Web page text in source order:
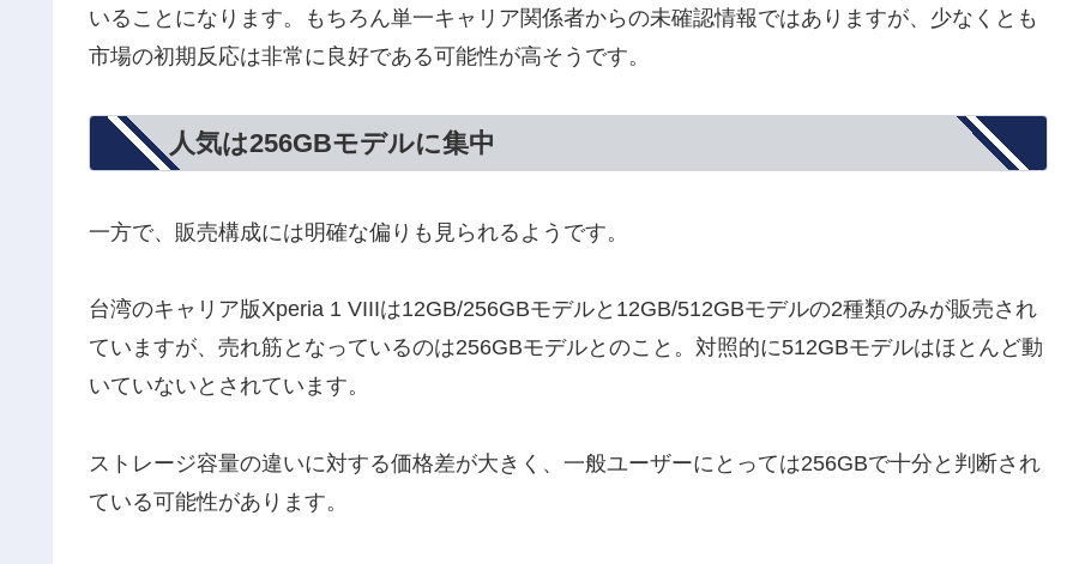
いることになります。もちろん単一キャリア関係者からの未確認情報ではありますが、少なくとも
市場の初期反応は非常に良好である可能性が高そうです。
人気は256GBモデルに集中
一方で、販売構成には明確な偏りも見られるようです。
台湾のキャリア版Xperia 1 VIIIは12GB/256GBモデルと12GB/512GBモデルの2種類のみが販売され
ていますが、売れ筋となっているのは256GBモデルとのこと。対照的に512GBモデルはほとんど動
いていないとされています。
ストレージ容量の違いに対する価格差が大きく、一般ユーザーにとっては256GBで十分と判断され
ている可能性があります。